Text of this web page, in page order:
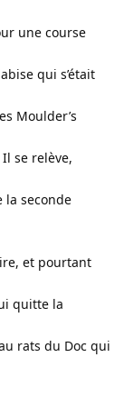
une course
qui s’était
Moulder’s
se relève,
la seconde
et pourtant
quitte la
rats du Doc qui